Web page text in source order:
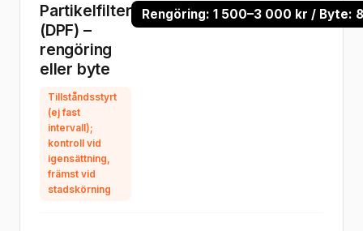
Partikelfilter
(DPF) –
rengöring
eller byte
Tillståndsstyrt
(ej fast
intervall);
kontroll vid
igensättning,
främst vid
stadskörning
Rengöring: 1 500–3 000 kr / Byte: